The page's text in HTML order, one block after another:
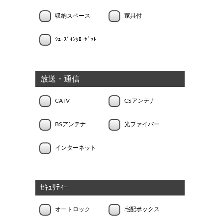
収納スペース 家具付
ｼｭｰｽﾞｲﾝｸﾛｰｾﾞｯﾄ
放送・通信
CATV CSアンテナ
BSアンテナ 光ファイバー
インターネット
ｾｷｭﾘﾃｨｰ
オートロック 宅配ボックス